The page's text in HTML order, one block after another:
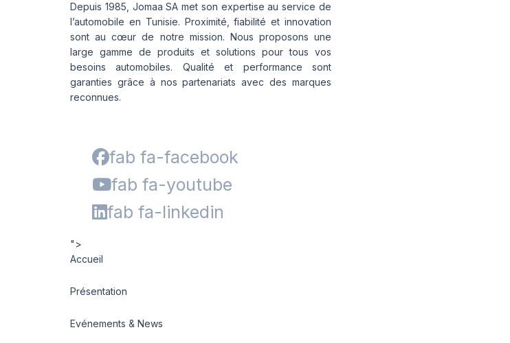
Depuis 1985, Jomaa SA met son expertise au service de
l’automobile en Tunisie. Proximité, fiabilité et innovation
sont au cœur de notre mission. Nous proposons une
large gamme de produits et solutions pour tous vos
besoins automobiles. Qualité et performance sont
garanties grâce à nos partenariats avec des marques
reconnues.
fab fa-facebook
fab fa-youtube
fab fa-linkedin
">
Accueil
Présentation
Evénements & News